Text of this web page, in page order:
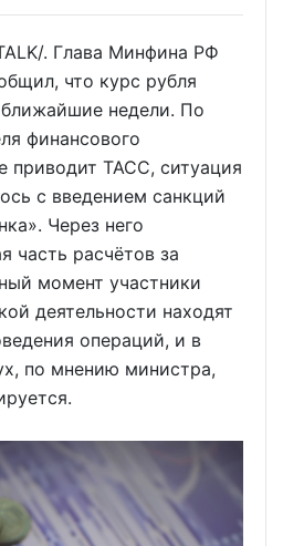
. Глава Минфина РФ
что курс рубля
недели. По
финансового
приводит ТАСС, ситуация
с введением санкций
Через него
часть расчётов за
момент участники
деятельности находят
операций, и в
по мнению министра,